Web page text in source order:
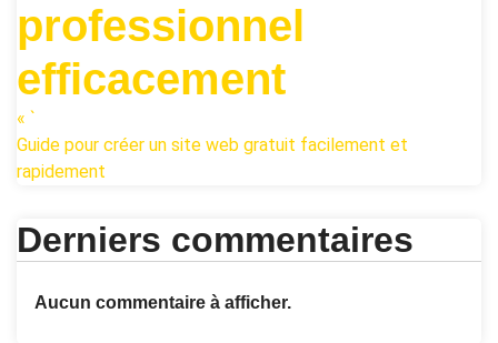
professionnel
efficacement
« `
Guide pour créer un site web gratuit facilement et
rapidement
Derniers commentaires
Aucun commentaire à afficher.